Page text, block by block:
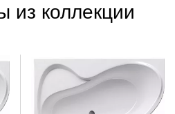
из коллекции